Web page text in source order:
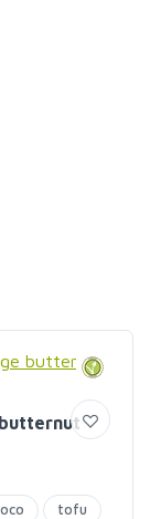
tofu